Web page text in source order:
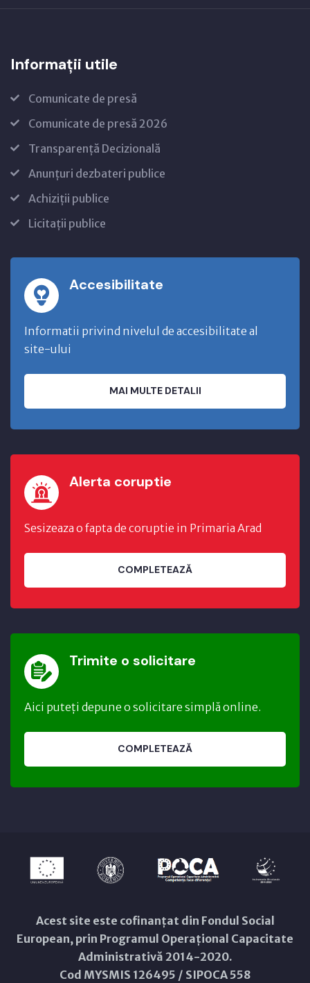
Informații utile
Comunicate de presă
Comunicate de presă 2026
Transparență Decizională
Anunțuri dezbateri publice
Achiziții publice
Licitații publice
Accesibilitate
Informatii privind nivelul de accesibilitate al
site-ului
MAI MULTE DETALII
Alerta coruptie
Sesizeaza o fapta de coruptie in Primaria Arad
COMPLETEAZĂ
Trimite o solicitare
Aici puteți depune o solicitare simplă online.
COMPLETEAZĂ
Acest site este cofinanțat din Fondul Social
European, prin Programul Operațional Capacitate
Administrativă 2014-2020.
Cod MYSMIS 126495 / SIPOCA 558